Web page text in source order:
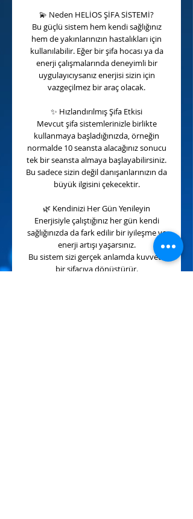
💫 Neden HELİOS ŞİFA SİSTEMİ?
Bu güçlü sistem hem kendi sağlığınız
hem de yakınlarınızın hastalıkları için
kullanılabilir. Eğer bir şifa hocası ya da
enerji çalışmalarında deneyimli bir
uygulayıcıysanız enerjisi sizin için
vazgeçilmez bir araç olacak.
✨ Hızlandırılmış Şifa Etkisi
Mevcut şifa sistemlerinizle birlikte
kullanmaya başladığınızda, örneğin
normalde 10 seansta alacağınız sonucu
tek bir seansta almaya başlayabilirsiniz.
Bu sadece sizin değil danışanlarınızın da
büyük ilgisini çekecektir.
🌿 Kendinizi Her Gün Yenileyin
Enerjisiyle çalıştığınız her gün kendi
sağlığınızda da fark edilir bir iyileşme ve
enerji artışı yaşarsınız.
Bu sistem sizi gerçek anlamda kuvvetli
bir şifacıya dönüştürür.